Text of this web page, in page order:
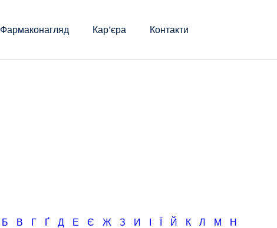
Фармаконагляд Кар'єра Контакти
Б В Г Ґ Д Е Є Ж З И І Ї Й К Л М Н